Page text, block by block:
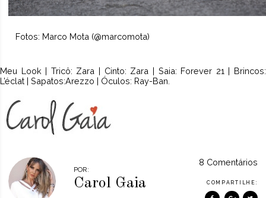
Fotos: Marco Mota (@marcomota)
Meu Look | Tricô: Zara | Cinto: Zara | Saia: Forever 21 | Brincos:
L’éclat | Sapatos:Arezzo | Óculos: Ray-Ban.
POR:
Carol Gaia
8 Comentários
COMPARTILHE: